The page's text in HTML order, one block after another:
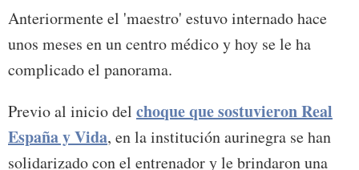
Anteriormente el 'maestro' estuvo internado hace
unos meses en un centro médico y hoy se le ha
complicado el panorama.
Previo al inicio del choque que sostuvieron Real
España y Vida, en la institución aurinegra se han
solidarizado con el entrenador y le brindaron una